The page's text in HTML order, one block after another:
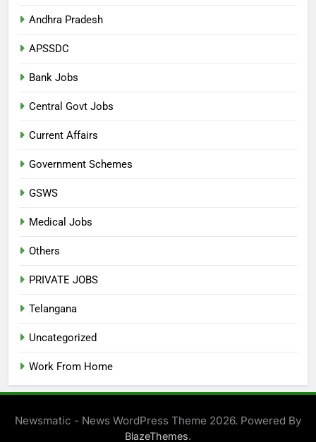
Andhra Pradesh
APSSDC
Bank Jobs
Central Govt Jobs
Current Affairs
Government Schemes
GSWS
Medical Jobs
Others
PRIVATE JOBS
Telangana
Uncategorized
Work From Home
Newsmatic - News WordPress Theme 2026. Powered By
BlazeThemes.